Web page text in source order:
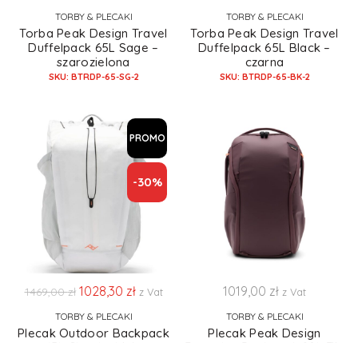
TORBY & PLECAKI
Torba Peak Design Travel
Duffelpack 65L Sage –
szarozielona
SKU: BTRDP-65-SG-2
TORBY & PLECAKI
Torba Peak Design Travel
Duffelpack 65L Black –
czarna
SKU: BTRDP-65-BK-2
PROMO
-30%
1469,00zł 1028,30 zł z Vat
TORBY & PLECAKI
Plecak Outdoor Backpack
1019,00 zł z Vat
TORBY & PLECAKI
Plecak Peak Design